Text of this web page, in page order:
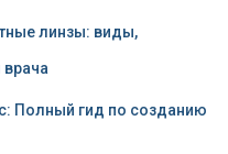
линзы: виды,
Полный гид по созданию